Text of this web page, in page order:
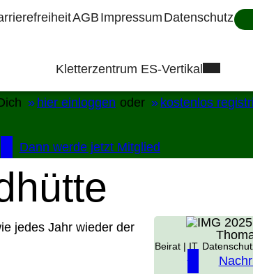
AGB Impressum Datenschutz
Kletterzentrum ES-Vertikal
hier einloggen oder kostenlos
Dann werde jetzt Mitglied
Beirat | IT,
jedes Jahr wieder der